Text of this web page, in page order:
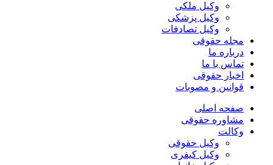
وکیل ملکی
وکیل پزشکی
وکیل تصادفات
مجله حقوقی
درباره ما
تماس با ما
اخبار حقوقی
قوانین و مصوبات
صفحه اصلی
مشاوره حقوقی
وکالت
وکیل حقوقی
وکیل کیفری